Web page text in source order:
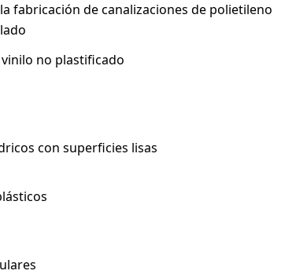
fabricación de canalizaciones de polietileno
no plastificado
con superficies lisas